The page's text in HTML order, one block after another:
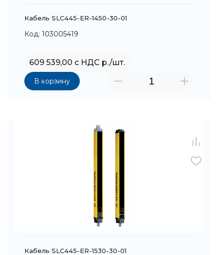
Кабель SLC445-ER-1450-30-01
Код: 103005419
609 539,00 с НДС р./шт.
В корзину
Кабель SLC445-ER-1530-30-01